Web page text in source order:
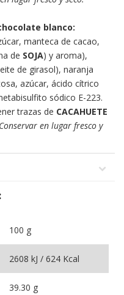
blanco:
manteca de cacao,
de SOJA) y aroma),
de girasol), naranja
azúcar, ácido cítrico
sódico E-223.
trazas de CACAHUETE
Conservar en lugar fresco y
100 g
2608 kJ / 624 Kcal
39.30 g